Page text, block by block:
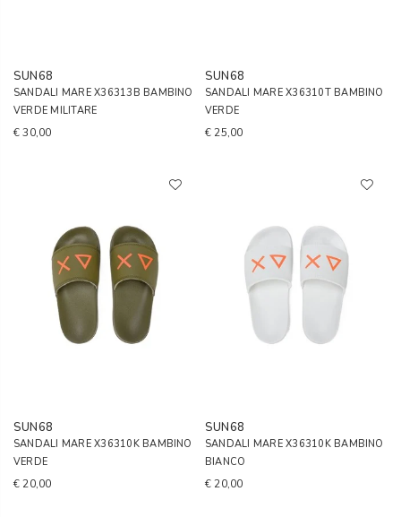
SUN68
SANDALI MARE X36313B BAMBINO
VERDE MILITARE
€ 30,00
SUN68
SANDALI MARE X36310T BAMBINO
VERDE
€ 25,00
SUN68
SANDALI MARE X36310K BAMBINO
VERDE
€ 20,00
SUN68
SANDALI MARE X36310K BAMBINO
BIANCO
€ 20,00